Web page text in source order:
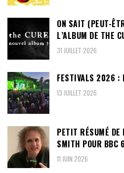
ON SAIT (PEUT-
L’ALBUM DE THE
31 JUILLET 2026
FESTIVALS 2026 :
13 JUILLET 2026
PETIT RÉSUMÉ DE
SMITH POUR BBC
11 JUIN 2026